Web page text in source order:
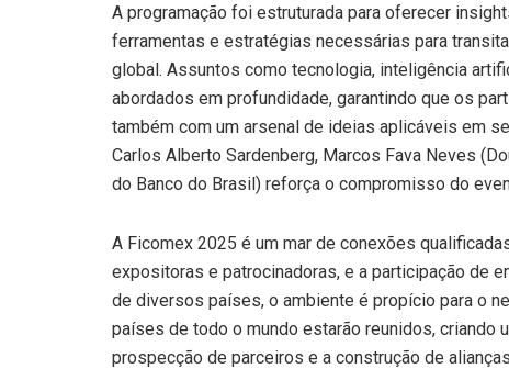
A programação foi estruturada para oferecer
ferramentas e estratégias necessárias para
global. Assuntos como tecnologia, inteligência
abordados em profundidade, garantindo que os
também com um arsenal de ideias aplicáveis em
Carlos Alberto Sardenberg, Marcos Fava Neves
do Banco do Brasil) reforça o compromisso do
A Ficomex 2025 é um mar de conexões
expositoras e patrocinadoras, e a participação de
de diversos países, o ambiente é propício para o
países de todo o mundo estarão reunidos, criando
prospecção de parceiros e a construção de